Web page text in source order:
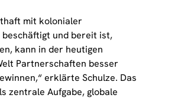
mit kolonialer
beschäftigt und bereit ist,
kann in der heutigen
Partnerschaften besser
erklärte Schulze. Das
zentrale Aufgabe, globale